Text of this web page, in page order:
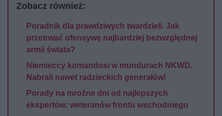
Zobacz również:
Poradnik dla prawdziwych twardzieli. Jak
przetrwać ofensywę najbardziej bezwzględnej
armii świata?
Niemieccy komandosi w mundurach NKWD.
Nabrali nawet radzieckich generałów!
Porady na mroźne dni od najlepszych
ekspertów: weteranów frontu wschodniego